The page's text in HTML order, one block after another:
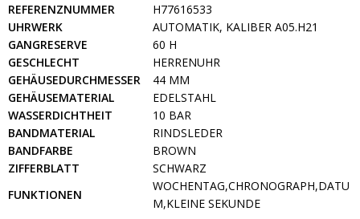
REFERENZNUMMER
H77616533
UHRWERK
AUTOMATIK, KALIBER A05.H21
GANGRESERVE
60 H
GESCHLECHT
HERRENUHR
GEHÄUSEDURCHMESSER
44 MM
GEHÄUSEMATERIAL
EDELSTAHL
WASSERDICHTHEIT
10 BAR
BANDMATERIAL
RINDSLEDER
BANDFARBE
BROWN
ZIFFERBLATT
SCHWARZ
FUNKTIONEN
WOCHENTAG,CHRONOGRAPH,DATU
M,KLEINE SEKUNDE